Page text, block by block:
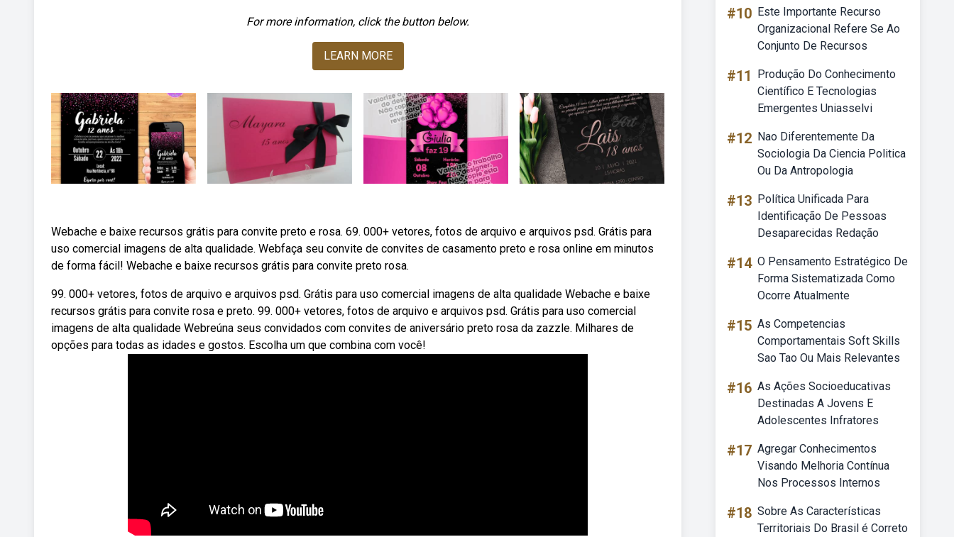
For more information, click the button below.
LEARN MORE
Webache e baixe recursos grátis para convite preto e rosa. 69. 000+ vetores, fotos de arquivo e arquivos psd. Grátis para
uso comercial imagens de alta qualidade. Webfaça seu convite de convites de casamento preto e rosa online em minutos
de forma fácil! Webache e baixe recursos grátis para convite preto rosa.
99. 000+ vetores, fotos de arquivo e arquivos psd. Grátis para uso comercial imagens de alta qualidade Webache e baixe
recursos grátis para convite rosa e preto. 99. 000+ vetores, fotos de arquivo e arquivos psd. Grátis para uso comercial
imagens de alta qualidade Webreúna seus convidados com convites de aniversário preto rosa da zazzle. Milhares de
opções para todas as idades e gostos. Escolha um que combina com você!
#10 Este Importante Recurso
Organizacional Refere Se Ao
Conjunto De Recursos
#11
Produção Do Conhecimento
Científico E Tecnologias
Emergentes Uniasselvi
#12 Nao Diferentemente Da
Sociologia Da Ciencia Politica
Ou Da Antropologia
#13 Política Unificada Para
Identificação De Pessoas
Desaparecidas Redação
#14 O Pensamento Estratégico De
Forma Sistematizada Como
Ocorre Atualmente
#15 As Competencias
Comportamentais Soft Skills
Sao Tao Ou Mais Relevantes
#16 As Ações Socioeducativas
Destinadas A Jovens E
Adolescentes Infratores
#17 Agregar Conhecimentos
Visando Melhoria Contínua
Nos Processos Internos
#18 Sobre As Características
Territoriais Do Brasil é Correto